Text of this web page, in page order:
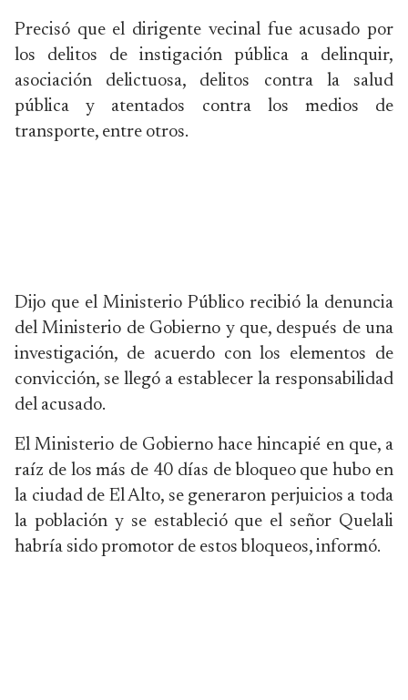
Precisó que el dirigente vecinal fue acusado por
los delitos de instigación pública a delinquir,
asociación delictuosa, delitos contra la salud
pública y atentados contra los medios de
transporte, entre otros.
Dijo que el Ministerio Público recibió la denuncia
del Ministerio de Gobierno y que, después de una
investigación, de acuerdo con los elementos de
convicción, se llegó a establecer la responsabilidad
del acusado.
El Ministerio de Gobierno hace hincapié en que, a
raíz de los más de 40 días de bloqueo que hubo en
la ciudad de El Alto, se generaron perjuicios a toda
la población y se estableció que el señor Quelali
habría sido promotor de estos bloqueos, informó.